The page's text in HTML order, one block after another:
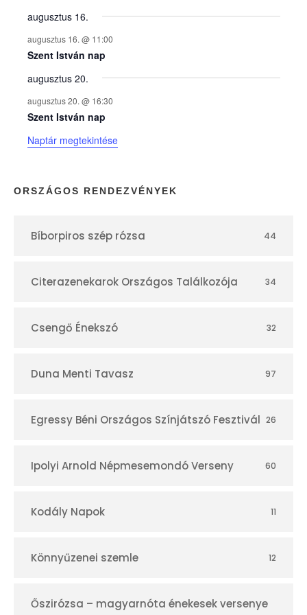
y
e
k
n
a
p
r
augusztus 16.
augusztus 16. @ 11:00
Szent István nap
augusztus 20.
augusztus 20. @ 16:30
Szent István nap
Naptár megtekintése
ORSZÁGOS RENDEZVÉNYEK
Bíborpiros szép rózsa 44
Citerazenekarok Országos Találkozója 34
Csengő Énekszó 32
Duna Menti Tavasz 97
Egressy Béni Országos Színjátszó Fesztivál 26
Ipolyi Arnold Népmesemondó Verseny 60
Kodály Napok 11
Könnyűzenei szemle 12
Őszirózsa – magyarnóta énekesek versenye